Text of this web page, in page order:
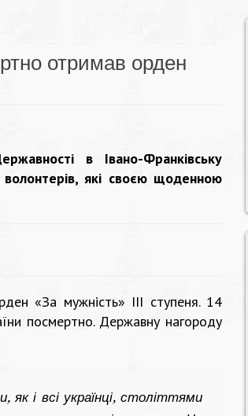
отримав орден
в Івано-Франківську
які своєю щоденною
«За мужність» ІІІ ступеня. 14
посмертно. Державну нагороду
як і всі українці, століттями